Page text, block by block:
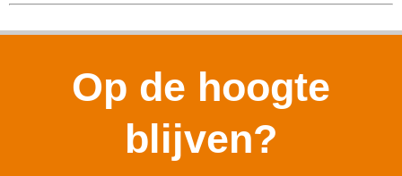
Op de hoogte
blijven?